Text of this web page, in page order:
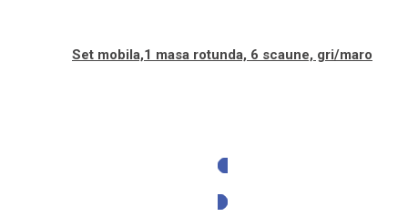
Set mobila,1 masa rotunda, 6 scaune, gri/maro